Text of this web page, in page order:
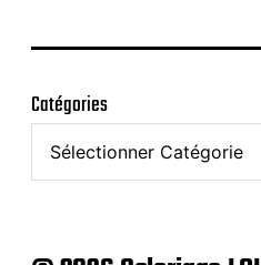
Catégories